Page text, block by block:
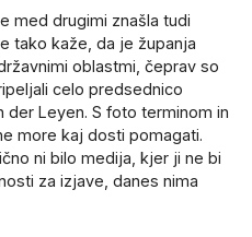
med drugimi znašla tudi
tako kaže, da je županja
oblastmi, čeprav so
celo predsednico
Leyen. S foto terminom in
more kaj dosti pomagati.
ni bilo medija, kjer ji ne bi
za izjave, danes nima